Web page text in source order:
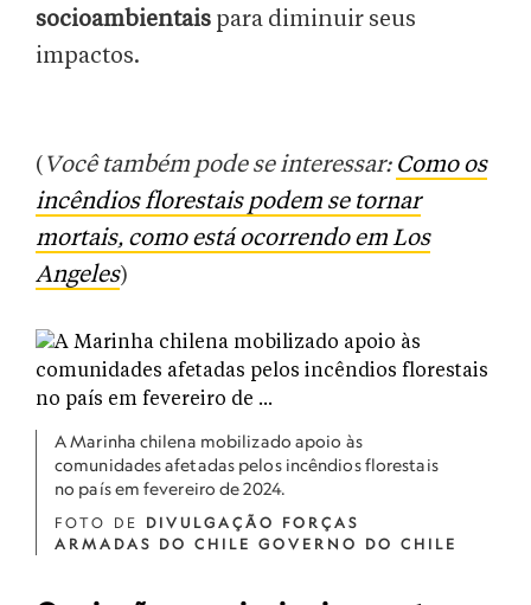
socioambientais para diminuir seus
impactos.
( Você também pode se interessar: Como os
incêndios florestais podem se tornar
mortais, como está ocorrendo em Los
Angeles)
A Marinha chilena mobilizado apoio às
comunidades afetadas pelos incêndios florestais
no país em fevereiro de 2024.
FOTO DE DIVULGAÇÃO FORÇAS
ARMADAS DO CHILE GOVERNO DO CHILE